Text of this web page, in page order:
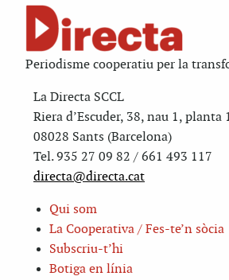
Periodisme cooperatiu per la
La Directa SCCL
Riera d’Escuder, 38, nau 1, planta
08028 Sants (Barcelona)
Tel. 935 27 09 82 / 661 493 117
directa@directa.cat
Qui som
La Cooperativa / Fes-te’n sòcia
Subscriu-t’hi
Botiga en línia